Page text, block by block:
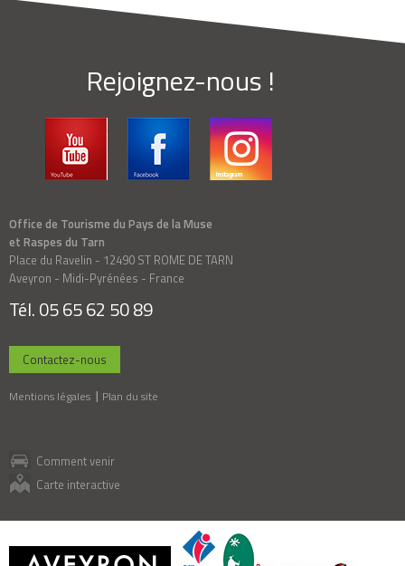
Rejoignez-nous !
Office de Tourisme du Pays de la Muse
et Raspes du Tarn
Place du Ravelin - 12490 ST ROME DE TARN
Aveyron - Midi-Pyrénées - France
Tél. 05 65 62 50 89
Contactez-nous
Mentions légales Plan du site
Comment venir
Carte interactive